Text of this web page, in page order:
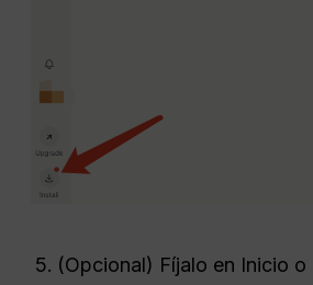
(Opcional) Fíjalo en Inicio o